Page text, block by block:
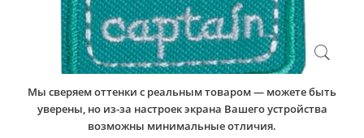
Мы сверяем оттенки с реальным товаром — можете быть
уверены, но из-за настроек экрана Вашего устройства
возможны минимальные отличия.